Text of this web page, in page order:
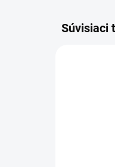
Súvisiaci